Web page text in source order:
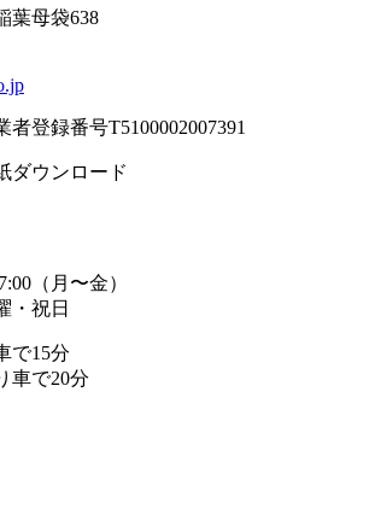
葉母袋638
登録番号T5100002007391
ダウンロード
（月〜金）
・祝日
で15分
車で20分